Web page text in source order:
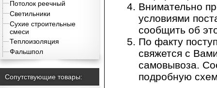
Потолок реечный
Светильники
Сухие строительные
смеси
Теплоизоляция
Фальшпол
Сопутствующие товары:
Внимательно
условиями
сообщить об
По факту
свяжется с
самовывоза.
подробную